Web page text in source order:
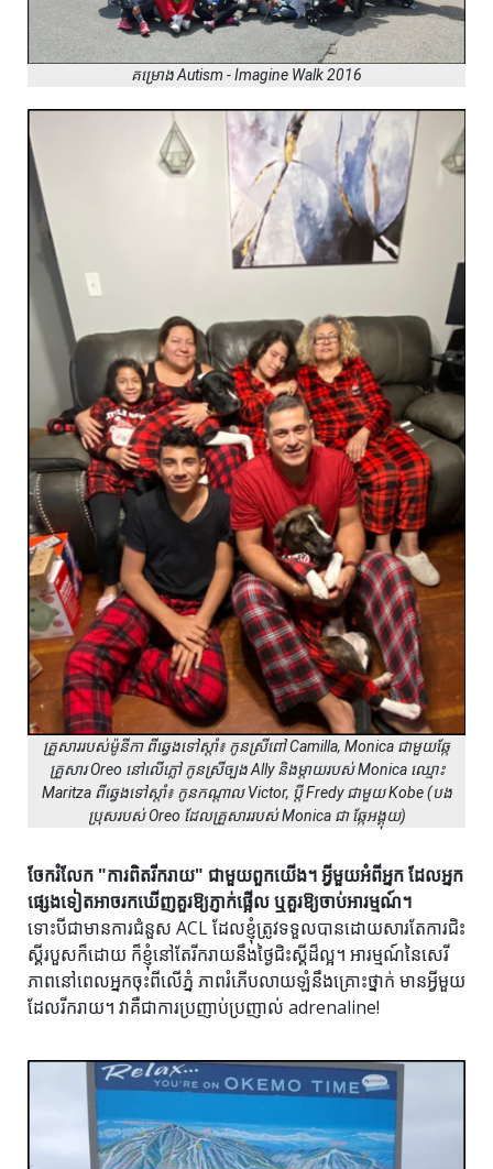
គម្រោង Autism - Imagine Walk 2016
គ្រួសាររបស់ម៉ូនីកា ពីឆ្វេងទៅស្តាំ៖ កូនស្រីពៅ Camilla, Monica ជាមួយឆ្កែ
គ្រួសារ Oreo នៅលើភ្លៅ កូនស្រីច្បង Ally និងម្តាយរបស់ Monica ឈ្មោះ
Maritza ពីឆ្វេងទៅស្តាំ៖ កូនកណ្តាល Victor, ប្តី Fredy ជាមួយ Kobe (បង
ប្រុសរបស់ Oreo ដែលគ្រួសាររបស់ Monica ជា ឆ្កែអង្គុយ)
ចែករំលែក "ការពិតរីករាយ" ជាមួយពួកយើង។ អ្វីមួយអំពីអ្នក ដែលអ្នក
ផ្សេងទៀតអាចរកឃើញគួរឱ្យភ្ញាក់ផ្អើល ឬគួរឱ្យចាប់អារម្មណ៍។
ទោះបីជាមានការជំនួស ACL ដែលខ្ញុំត្រូវទទួលបានដោយសារតែការជិះ
ស្គីរបួសក៏ដោយ ក៏ខ្ញុំនៅតែរីករាយនឹងថ្ងៃជិះស្គីដ៏ល្អ។ អារម្មណ៍នៃសេរី
ភាពនៅពេលអ្នកចុះពីលើភ្នំ ភាពរំភើបលាយឡំនឹងគ្រោះថ្នាក់ មានអ្វីមួយ
ដែលរីករាយ។ វា​គឺ​ជា​ការ​ប្រញាប់​ប្រញាល់ adrenaline!